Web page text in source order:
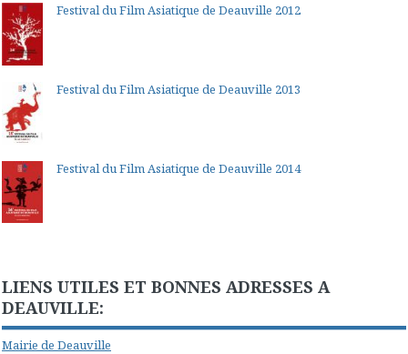
Festival du Film Asiatique de Deauville 2012
Festival du Film Asiatique de Deauville 2013
Festival du Film Asiatique de Deauville 2014
LIENS UTILES ET BONNES ADRESSES A
DEAUVILLE:
Mairie de Deauville